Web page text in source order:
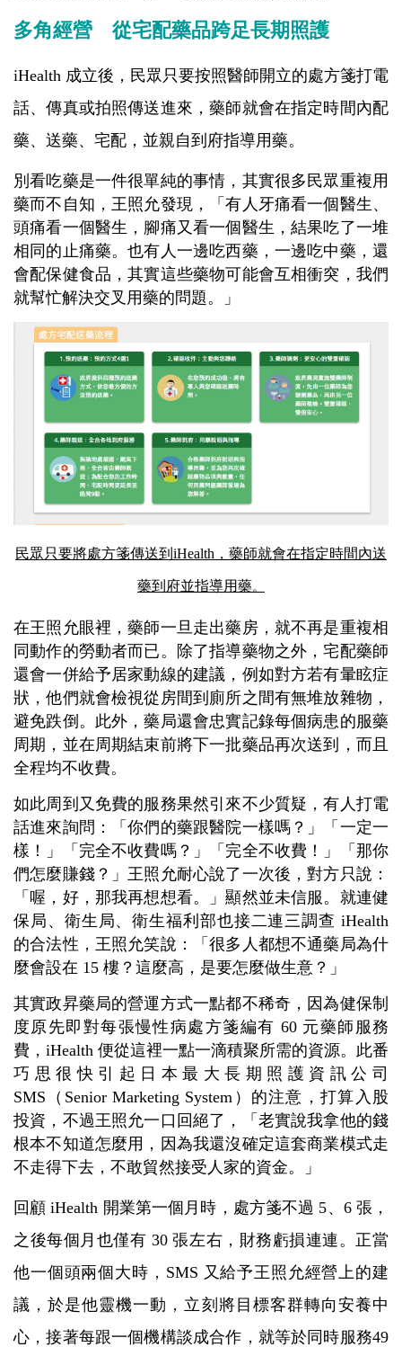
多角經營 從宅配藥品跨足長期照護
iHealth 成立後，民眾只要按照醫師開立的處方箋打電
話、傳真或拍照傳送進來，藥師就會在指定時間內配
藥、送藥、宅配，並親自到府指導用藥。
別看吃藥是一件很單純的事情，其實很多民眾重複用
藥而不自知，王照允發現，「有人牙痛看一個醫生、
頭痛看一個醫生，腳痛又看一個醫生，結果吃了一堆
相同的止痛藥。也有人一邊吃西藥，一邊吃中藥，還
會配保健食品，其實這些藥物可能會互相衝突，我們
就幫忙解決交叉用藥的問題。」
民眾只要將處方箋傳送到iHealth，藥師就會在指定時間內送
藥到府並指導用藥。
在王照允眼裡，藥師一旦走出藥房，就不再是重複相
同動作的勞動者而已。除了指導藥物之外，宅配藥師
還會一併給予居家動線的建議，例如對方若有暈眩症
狀，他們就會檢視從房間到廁所之間有無堆放雜物，
避免跌倒。此外，藥局還會忠實記錄每個病患的服藥
周期，並在周期結束前將下一批藥品再次送到，而且
全程均不收費。
如此周到又免費的服務果然引來不少質疑，有人打電
話進來詢問：「你們的藥跟醫院一樣嗎？」「一定一
樣！」「完全不收費嗎？」「完全不收費！」「那你
們怎麼賺錢？」王照允耐心說了一次後，對方只說：
「喔，好，那我再想想看。」顯然並未信服。就連健
保局、衛生局、衛生福利部也接二連三調查 iHealth
的合法性，王照允笑說：「很多人都想不通藥局為什
麼會設在 15 樓？這麼高，是要怎麼做生意？」
其實政昇藥局的營運方式一點都不稀奇，因為健保制
度原先即對每張慢性病處方箋編有 60 元藥師服務
費，iHealth 便從這裡一點一滴積聚所需的資源。此番
巧思很快引起日本最大長期照護資訊公司
SMS（Senior Marketing System）的注意，打算入股
投資，不過王照允一口回絕了，「老實說我拿他的錢
根本不知道怎麼用，因為我還沒確定這套商業模式走
不走得下去，不敢貿然接受人家的資金。」
回顧 iHealth 開業第一個月時，處方箋不過 5、6 張，
之後每個月也僅有 30 張左右，財務虧損連連。正當
他一個頭兩個大時，SMS 又給予王照允經營上的建
議，於是他靈機一動，立刻將目標客群轉向安養中
心，接著每跟一個機構談成合作，就等於同時服務49